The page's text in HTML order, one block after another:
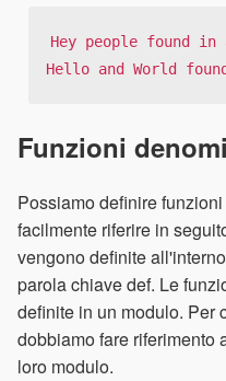
Hey people found
Hello and World
Funzioni
Possiamo definire
facilmente riferire in
vengono definite
parola chiave def. Le
definite in un modulo. Per
dobbiamo fare riferimento
loro modulo.